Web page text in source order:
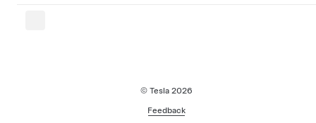
© Tesla 2026
Feedback